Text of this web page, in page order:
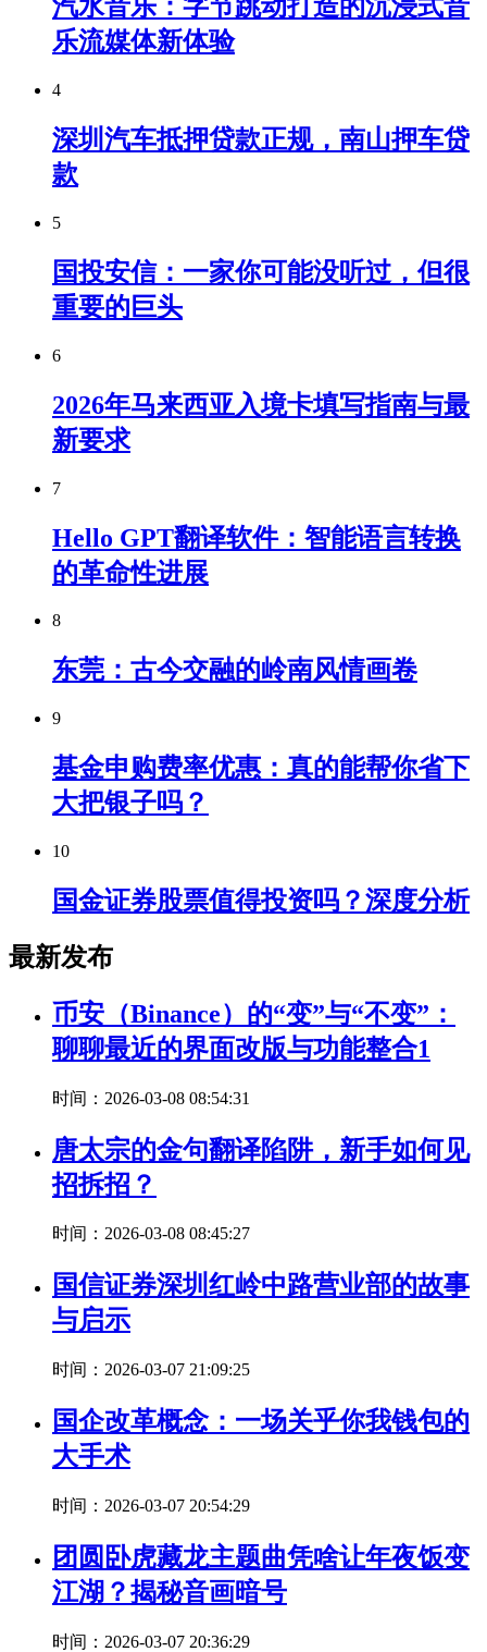
汽水音乐：字节跳动打造的沉浸式音
乐流媒体新体验
4
深圳汽车抵押贷款正规，南山押车贷
款
5
国投安信：一家你可能没听过，但很
重要的巨头
6
2026年马来西亚入境卡填写指南与最
新要求
7
Hello GPT翻译软件：智能语言转换
的革命性进展
8
东莞：古今交融的岭南风情画卷
9
基金申购费率优惠：真的能帮你省下
大把银子吗？
10
国金证券股票值得投资吗？深度分析
最新发布
币安（Binance）的“变”与“不变”：
聊聊最近的界面改版与功能整合1
时间：2026-03-08 08:54:31
唐太宗的金句翻译陷阱，新手如何见
招拆招？
时间：2026-03-08 08:45:27
国信证券深圳红岭中路营业部的故事
与启示
时间：2026-03-07 21:09:25
国企改革概念：一场关乎你我钱包的
大手术
时间：2026-03-07 20:54:29
团圆卧虎藏龙主题曲凭啥让年夜饭变
江湖？揭秘音画暗号
时间：2026-03-07 20:36:29